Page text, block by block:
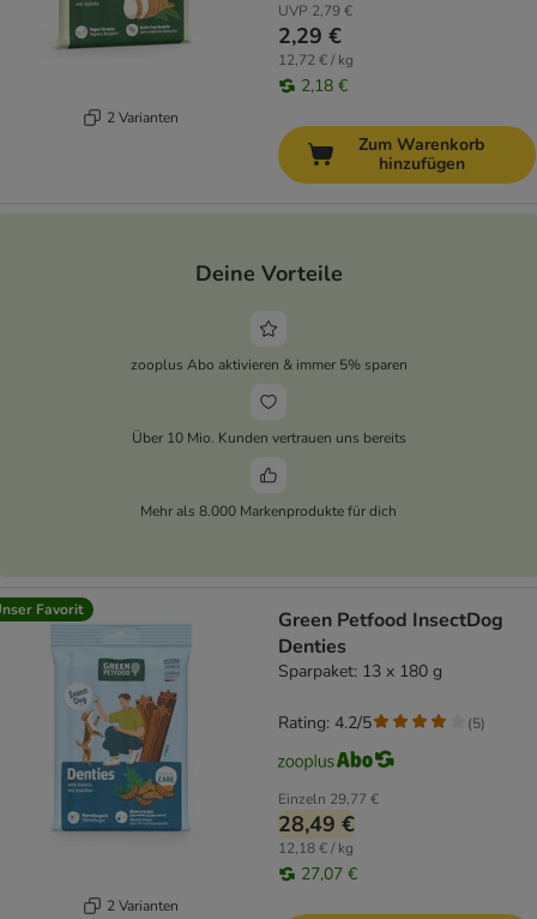
2 Varianten
UVP 2,79 €
2,29 €
12,72 € / kg
2,18 €
Zum Warenkorb
hinzufügen
Deine Vorteile
zooplus Abo aktivieren & immer 5% sparen
Über 10 Mio. Kunden vertrauen uns bereits
Mehr als 8.000 Markenprodukte für dich
Favorit
2 Varianten
Green Petfood InsectDog
Denties
Sparpaket: 13 x 180 g
Einzeln 29,77 €
28,49 €
12,18 € / kg
27,07 €
Rating: 4.2/5 (5)